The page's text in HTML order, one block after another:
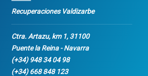
Recuperaciones Valdizarbe
Ctra. Artazu, km 1, 31100
Puente la Reina - Navarra
(+34) 948 34 04 98
(+34) 668 848 123